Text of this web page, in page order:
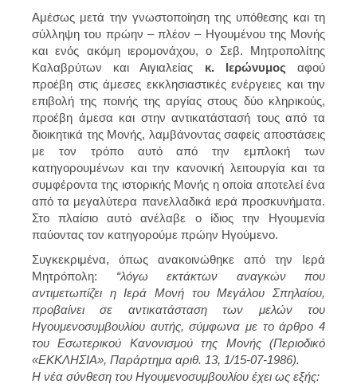
Αμέσως μετά την γνωστοποίηση της υπόθεσης και τη
σύλληψη του πρώην – πλέον – Ηγουμένου της Μονής
και ενός ακόμη ιερομονάχου, ο Σεβ. Μητροπολίτης
Καλαβρύτων και Αιγιαλείας κ. Ιερώνυμος αφού
προέβη στις άμεσες εκκλησιαστικές ενέργειες και την
επιβολή της ποινής της αργίας στους δύο κληρικούς,
προέβη άμεσα και στην αντικατάστασή τους από τα
διοικητικά της Μονής, λαμβάνοντας σαφείς αποστάσεις
με τον τρόπο αυτό από την εμπλοκή των
κατηγορουμένων και την κανονική λειτουργία και τα
συμφέροντα της ιστορικής Μονής η οποία αποτελεί ένα
από τα μεγαλύτερα πανελλαδικά ιερά προσκυνήματα.
Στο πλαίσιο αυτό ανέλαβε ο ίδιος την Ηγουμενία
παύοντας τον κατηγορούμε πρώην Ηγούμενο.
Συγκεκριμένα, όπως ανακοινώθηκε από την Ιερά
Μητρόπολη: “λόγω εκτάκτων αναγκών που
αντιμετωπίζει η Ιερά Μονή του Μεγάλου Σπηλαίου,
προβαίνει σε αντικατάσταση των μελών του
Ηγουμενοσυμβουλίου αυτής, σύμφωνα με το άρθρο 4
του Εσωτερικού Κανονισμού της Μονής (Περιοδικό
«ΕΚΚΛΗΣΙΑ», Παράρτημα αριθ. 13, 1/15-07-1986).
Η νέα σύνθεση του Ηγουμενοσυμβουλίου έχει ως εξής: